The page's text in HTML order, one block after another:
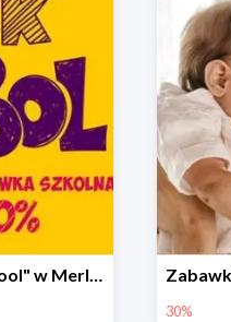
Oferta "Back To School" w Merlin.pl do -40%
30%